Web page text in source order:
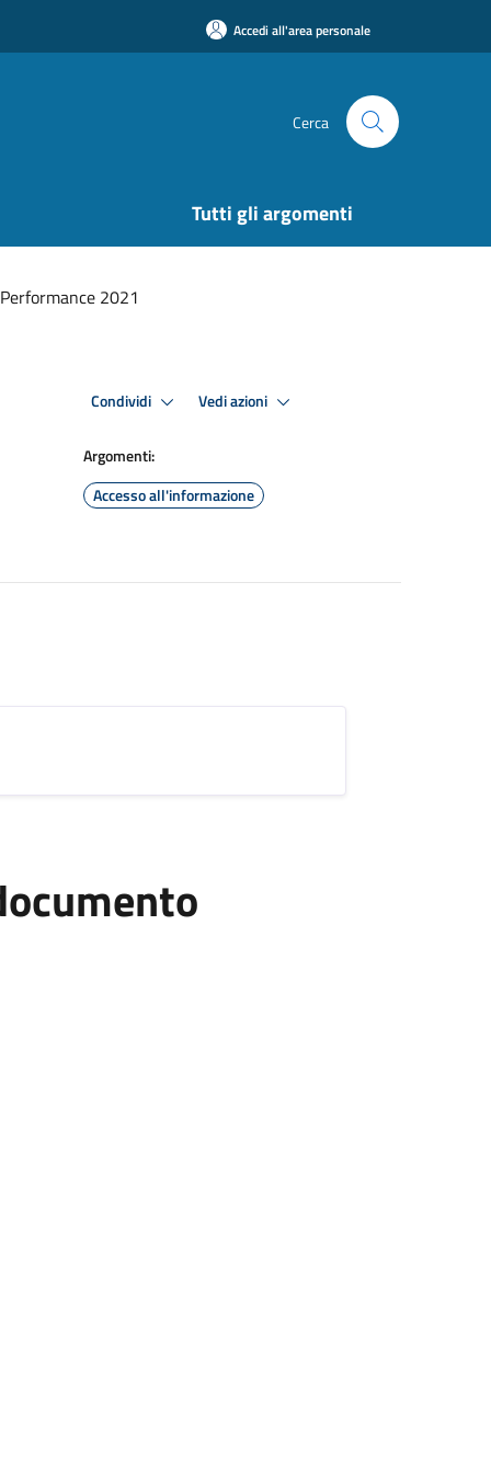
Accedi all'area personale
Cerca
Tutti gli argomenti
2021
Condividi Vedi azioni
Argomenti:
Accesso all'informazione